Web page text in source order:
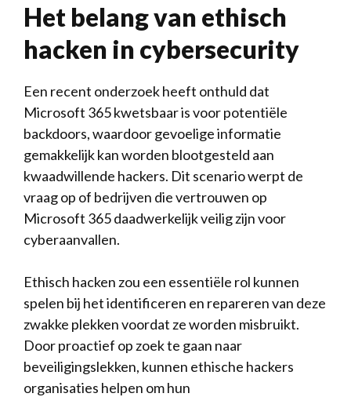
Het⁣ belang van​ ethisch
hacken in cybersecurity
Een recent onderzoek heeft⁣ onthuld dat​
Microsoft 365 kwetsbaar is voor potentiële
⁣backdoors,⁤ waardoor gevoelige informatie⁤
gemakkelijk ‍kan worden blootgesteld aan
kwaadwillende hackers. Dit scenario‌ werpt de
vraag op of ⁤bedrijven die vertrouwen‍ op
Microsoft 365 daadwerkelijk veilig zijn voor⁣
cyberaanvallen.
Ethisch hacken⁢ zou een essentiële ⁤rol kunnen
spelen bij het​ identificeren en‌ repareren van ‌deze⁣
zwakke plekken voordat‍ ze worden misbruikt.‍
Door proactief op zoek te gaan naar
beveiligingslekken, ⁤kunnen ethische ⁣hackers
organisaties helpen om ⁣hun